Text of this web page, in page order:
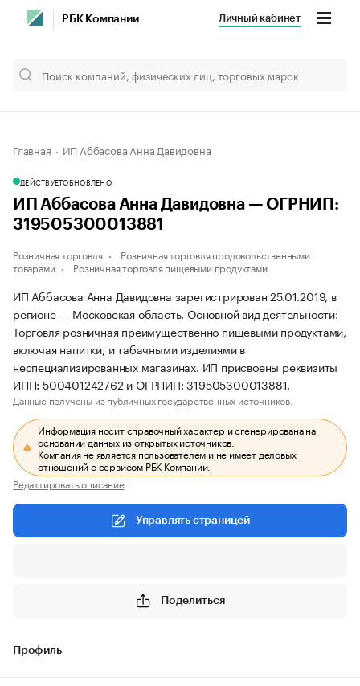
РБК Компании Личный кабинет
Главная ИП Аббасова Анна Давидовна
ДЕЙСТВУЕТОБНОВЛЕНО
ИП Аббасова Анна Давидовна — ОГРНИП:
319505300013881
Розничная торговля
Розничная торговля продовольственными
товарами
Розничная торговля пищевыми продуктами
ИП Аббасова Анна Давидовна зарегистрирован 25.01.2019, в
регионе — Московская область. Основной вид деятельности:
Торговля розничная преимущественно пищевыми продуктами,
включая напитки, и табачными изделиями в
неспециализированных магазинах. ИП присвоены реквизиты
ИНН: 500401242762 и ОГРНИП: 319505300013881.
Данные получены из публичных государственных источников.
Информация носит справочный характер и сгенерирована на
основании данных из открытых источников.
Компания не является пользователем и не имеет деловых
отношений с сервисом РБК Компании.
Редактировать описание
Управлять страницей
Поделиться
Профиль